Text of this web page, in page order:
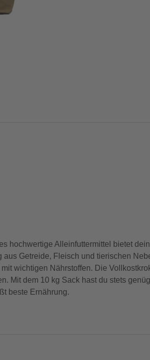
hochwertige Alleinfuttermittel bietet
Getreide, Fleisch und tierischen
wichtigen Nährstoffen. Die
Mit dem 10 kg Sack hast du stets
beste Ernährung.